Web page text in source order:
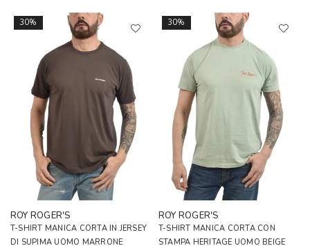
30%
ROY ROGER'S
T-SHIRT MANICA CORTA IN JERSEY
DI SUPIMA UOMO MARRONE
30%
ROY ROGER'S
T-SHIRT MANICA CORTA CON
STAMPA HERITAGE UOMO BEIGE